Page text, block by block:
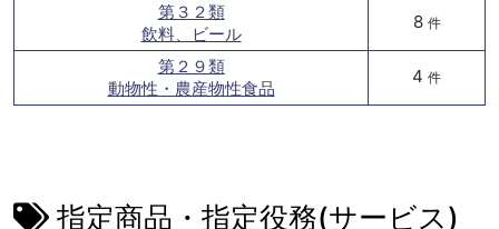
第３２類
飲料、ビール
8 件
第２９類
動物性・農産物性食品
4 件
指定商品・指定役務(サービス)